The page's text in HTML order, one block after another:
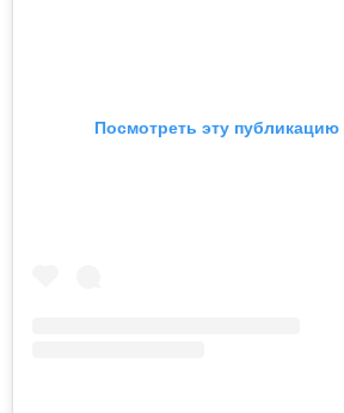
Посмотреть эту